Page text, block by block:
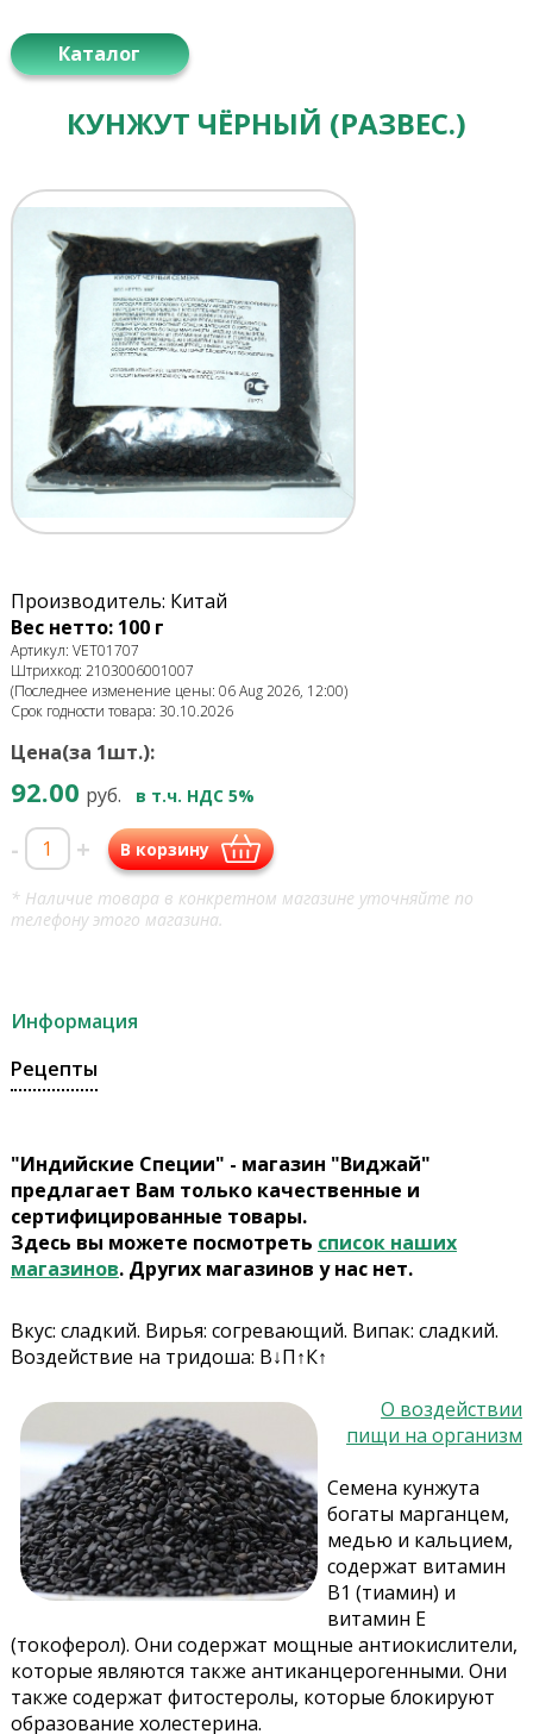
Каталог
КУНЖУТ ЧЁРНЫЙ (РАЗВЕС.)
Производитель: Китай
Вес нетто: 100 г
Артикул: VET01707
Штрихкод: 2103006001007
(Последнее изменение цены: 06 Aug 2026, 12:00)
Срок годности товара: 30.10.2026
Цена(за 1шт.):
92.00 руб. в т.ч. НДС 5%
- + В корзину
* Наличие товара в конкретном магазине уточняйте по
телефону этого магазина.
Информация
Рецепты
"Индийские Специи" - магазин "Виджай"
предлагает Вам только качественные и
сертифицированные товары.
Здесь вы можете посмотреть список наших
магазинов. Других магазинов у нас нет.
Вкус: сладкий. Вирья: согревающий. Випак: сладкий.
Воздействие на тридоша: В↓П↑К↑
О воздействии
пищи на организм
Семена кунжута
богаты марганцем,
медью и кальцием,
содержат витамин
B1 (тиамин) и
витамин E
(токоферол). Они содержат мощные антиокислители,
которые являются также антиканцерогенными. Они
также содержат фитостеролы, которые блокируют
образование холестерина.